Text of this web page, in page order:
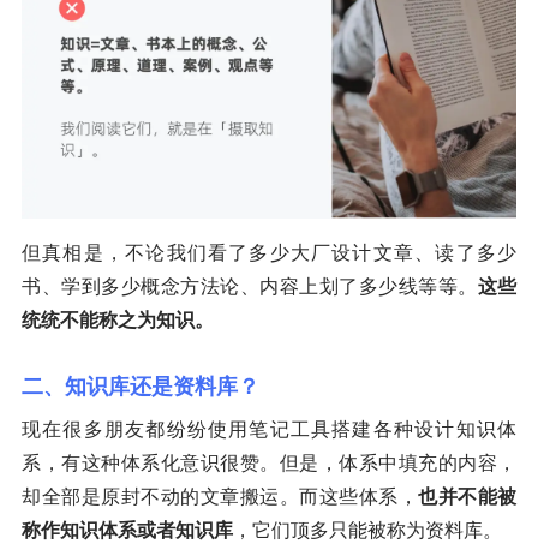
但真相是，不论我们看了多少大厂设计文章、读了多少
书、学到多少概念方法论、内容上划了多少线等等。 这些
统统不能称之为知识。
二、知识库还是资料库？
现在很多朋友都纷纷使用笔记工具搭建各种设计知识体
系，有这种体系化意识很赞。但是，体系中填充的内容，
却全部是原封不动的文章搬运。而这些体系， 也并不能被
称作知识体系或者知识库 ，它们顶多只能被称为资料库。